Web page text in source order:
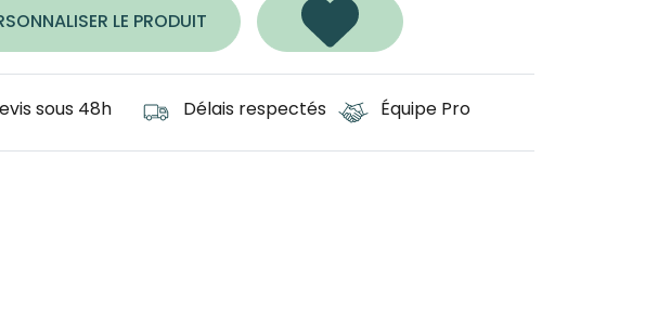
LE PRODUIT
sous 48h Délais respectés Équipe Pro